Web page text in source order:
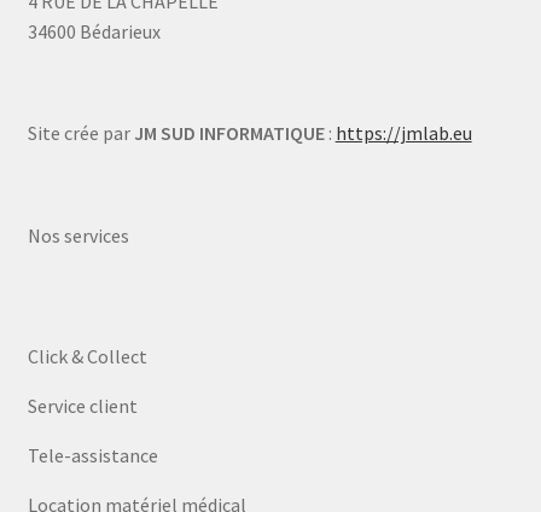
34600 Bédarieux
Site crée par JM SUD INFORMATIQUE: https://jmlab.eu
Nos services
Click & Collect
Service client
Tele-assistance
Location matériel médical